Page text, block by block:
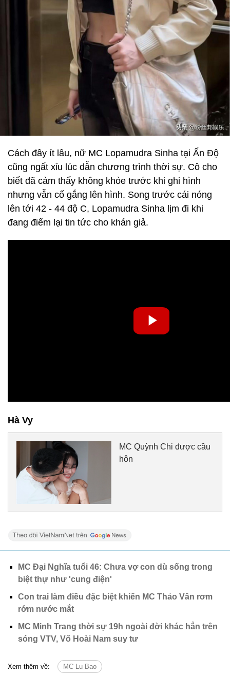
Cách đây ít lâu, nữ MC Lopamudra Sinha tại Ấn Độ
cũng ngất xỉu lúc dẫn chương trình thời sự. Cô cho
biết đã cảm thấy không khỏe trước khi ghi hình
nhưng vẫn cố gắng lên hình. Song trước cái nóng
lên tới 42 - 44 độ C, Lopamudra Sinha lịm đi khi
đang điểm lại tin tức cho khán giả.
Hà Vy
MC Quỳnh Chi được cầu
hôn
MC Đại Nghĩa tuổi 46: Chưa vợ con dù sống trong
biệt thự như 'cung điện'
Con trai làm điều đặc biệt khiến MC Thảo Vân rơm
rớm nước mắt
MC Minh Trang thời sự 19h ngoài đời khác hẳn trên
sóng VTV, Võ Hoài Nam suy tư
Xem thêm về: MC Lu Bao